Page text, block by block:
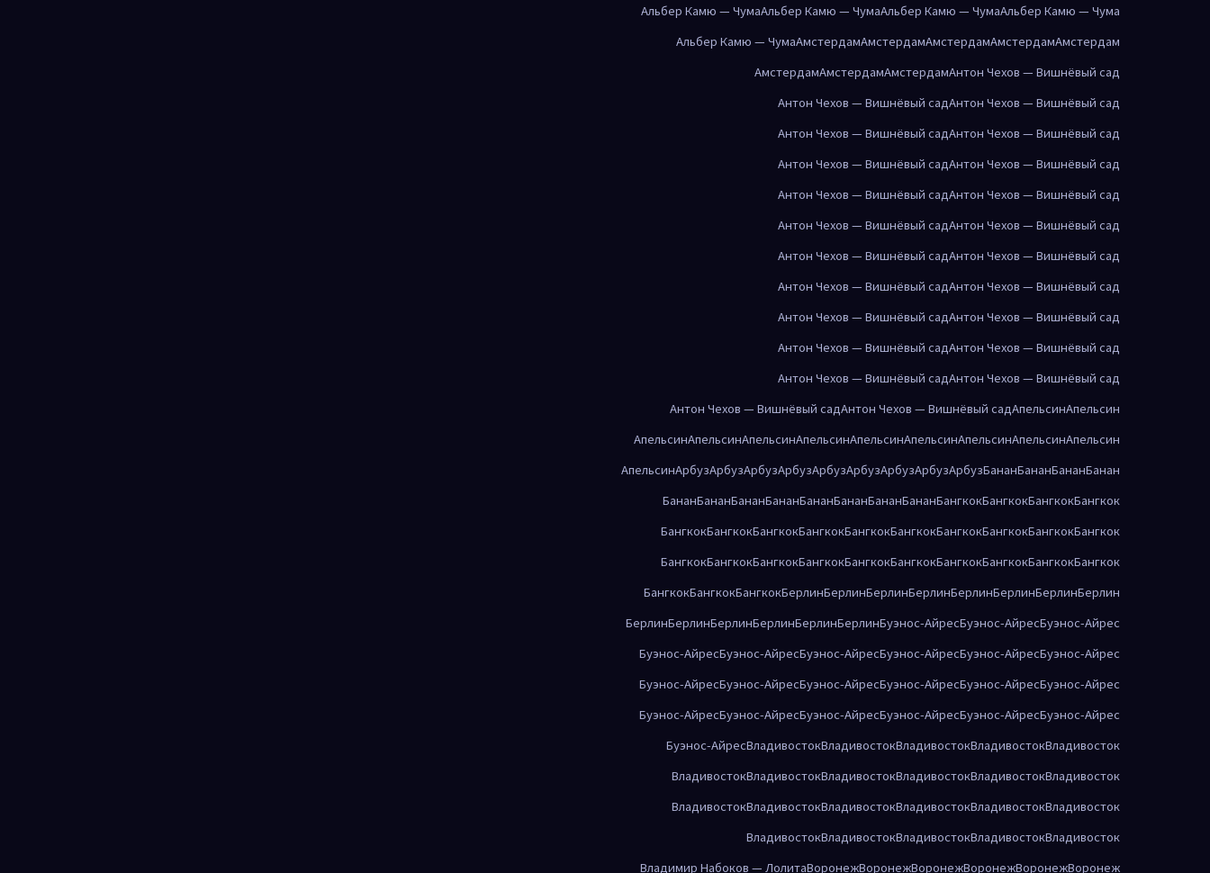
Альбер Камю — ЧумаАльбер Камю — ЧумаАльбер Камю — ЧумаАльбер Камю — Чума
Альбер Камю — ЧумаАмстердамАмстердамАмстердамАмстердамАмстердам
АмстердамАмстердамАмстердамАнтон Чехов — Вишнёвый сад
Антон Чехов — Вишнёвый садАнтон Чехов — Вишнёвый сад
Антон Чехов — Вишнёвый садАнтон Чехов — Вишнёвый сад
Антон Чехов — Вишнёвый садАнтон Чехов — Вишнёвый сад
Антон Чехов — Вишнёвый садАнтон Чехов — Вишнёвый сад
Антон Чехов — Вишнёвый садАнтон Чехов — Вишнёвый сад
Антон Чехов — Вишнёвый садАнтон Чехов — Вишнёвый сад
Антон Чехов — Вишнёвый садАнтон Чехов — Вишнёвый сад
Антон Чехов — Вишнёвый садАнтон Чехов — Вишнёвый сад
Антон Чехов — Вишнёвый садАнтон Чехов — Вишнёвый сад
Антон Чехов — Вишнёвый садАнтон Чехов — Вишнёвый сад
Антон Чехов — Вишнёвый садАнтон Чехов — Вишнёвый садАпельсинАпельсин
АпельсинАпельсинАпельсинАпельсинАпельсинАпельсинАпельсинАпельсинАпельсин
АпельсинАрбузАрбузАрбузАрбузАрбузАрбузАрбузАрбузАрбузБананБананБананБанан
БананБананБананБананБананБананБананБананБангкокБангкокБангкокБангкок
БангкокБангкокБангкокБангкокБангкокБангкокБангкокБангкокБангкокБангкок
БангкокБангкокБангкокБангкокБангкокБангкокБангкокБангкокБангкокБангкок
БангкокБангкокБангкокБерлинБерлинБерлинБерлинБерлинБерлинБерлинБерлин
БерлинБерлинБерлинБерлинБерлинБерлинБуэнос-АйресБуэнос-АйресБуэнос-Айрес
Буэнос-АйресБуэнос-АйресБуэнос-АйресБуэнос-АйресБуэнос-АйресБуэнос-Айрес
Буэнос-АйресБуэнос-АйресБуэнос-АйресБуэнос-АйресБуэнос-АйресБуэнос-Айрес
Буэнос-АйресБуэнос-АйресБуэнос-АйресБуэнос-АйресБуэнос-АйресБуэнос-Айрес
Буэнос-АйресВладивостокВладивостокВладивостокВладивостокВладивосток
ВладивостокВладивостокВладивостокВладивостокВладивостокВладивосток
ВладивостокВладивостокВладивостокВладивостокВладивостокВладивосток
ВладивостокВладивостокВладивостокВладивостокВладивосток
Владимир Набоков — ЛолитаВоронежВоронежВоронежВоронежВоронежВоронеж